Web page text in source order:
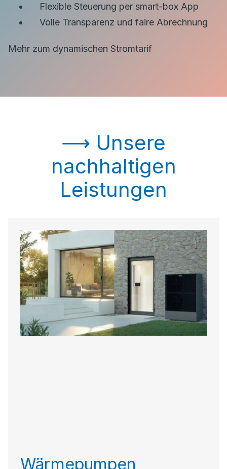
Flexible Steuerung per smart-box App
Volle Transparenz und faire Abrechnung
Mehr zum dynamischen Stromtarif
⟶ Unsere
nachhaltigen
Leistungen
Wärmepumpen